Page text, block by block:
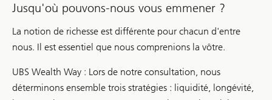
e
r
e
r
t
2
Jusqu'où pouvons-nous vous emmener ?
La notion de richesse est différente pour chacun d'entre
nous. Il est essentiel que nous comprenions la vôtre.
UBS Wealth Way : Lors de notre consultation, nous
déterminons ensemble trois stratégies : liquidité, longévité,